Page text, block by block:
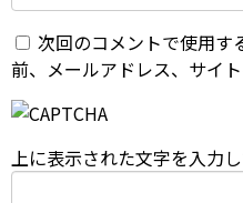
次回のコメントで使用す
前、メールアドレス、サイト
上に表示された文字を入力